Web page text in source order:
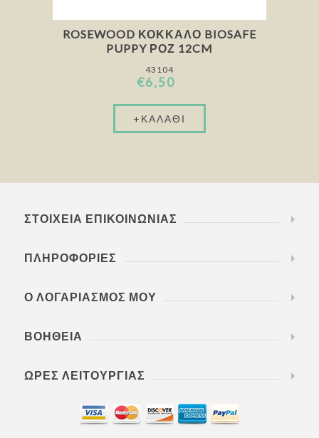
ROSEWOOD ΚΌΚΚΑΛΟ BIOSAFE
PUPPY ΡΟΖ 12CM
43104
€6,50
ΣΤΟΙΧΕΊΑ ΕΠΙΚΟΙΝΩΝΊΑΣ
ΠΛΗΡΟΦΟΡΊΕΣ
Ο ΛΟΓΑΡΙΑΣΜΌΣ ΜΟΥ
ΒΟΉΘΕΙΑ
ΏΡΕΣ ΛΕΙΤΟΥΡΓΊΑΣ